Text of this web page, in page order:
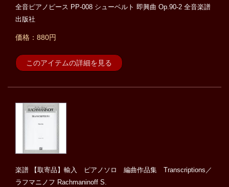
全音ピアノピース PP-008 シューベルト 即興曲 Op.90-2 全音楽譜
出版社
価格：880円
このアイテムの詳細を見る
楽譜 【取寄品】輸入 ピアノソロ 編曲作品集 Transcriptions／
ラフマニノフ Rachmaninoff S.